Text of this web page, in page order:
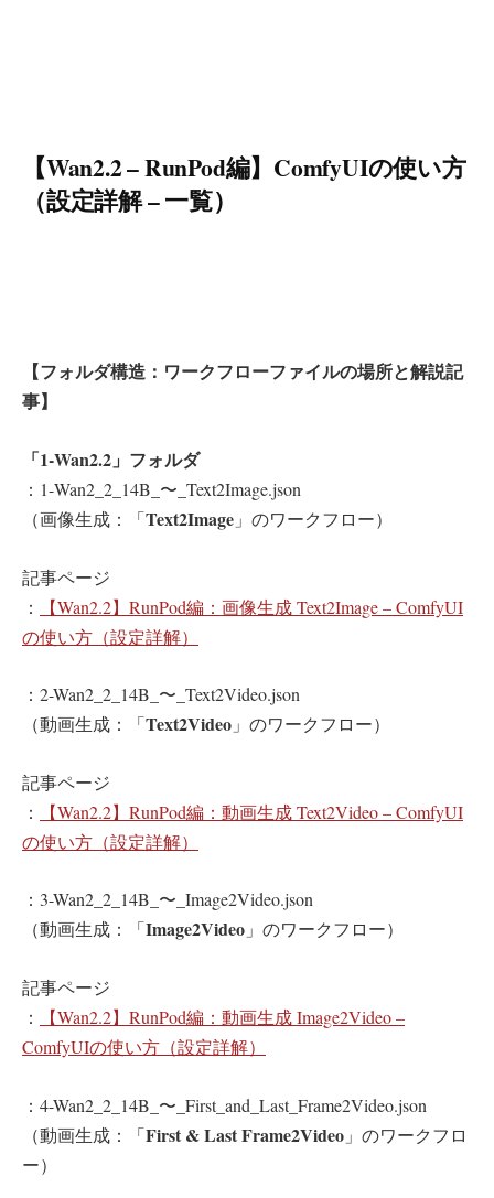
【Wan2.2 – RunPod編】ComfyUIの使い方
（設定詳解 – 一覧）
【フォルダ構造：ワークフローファイルの場所と解説記
事】
「1-Wan2.2」フォルダ
：1-Wan2_2_14B_〜_Text2Image.json
（画像生成：「Text2Image 」のワークフロー）
記事ページ
：
【Wan2.2】RunPod編：画像生成 Text2Image – ComfyUI
の使い方（設定詳解）
：2-Wan2_2_14B_〜_Text2Video.json
（動画生成：「Text2Video 」のワークフロー）
記事ページ
：
【Wan2.2】RunPod編：動画生成 Text2Video – ComfyUI
の使い方（設定詳解）
：3-Wan2_2_14B_〜_Image2Video.json
（動画生成：「Image2Video 」のワークフロー）
記事ページ
：
【Wan2.2】RunPod編：動画生成 Image2Video –
ComfyUIの使い方（設定詳解）
：4-Wan2_2_14B_〜_First_and_Last_Frame2Video.json
（動画生成：「First & Last Frame2Video 」のワークフロ
ー）